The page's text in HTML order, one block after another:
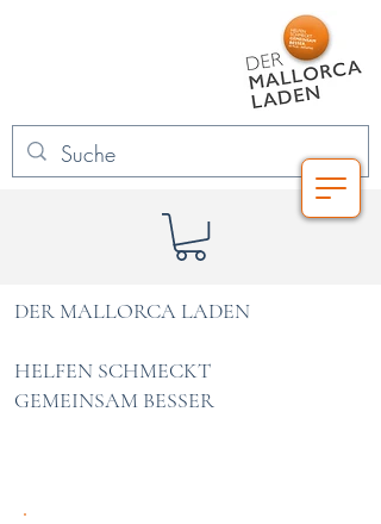
DER MALLORCA LADEN
HELFEN SCHMECKT
GEMEINSAM BESSER